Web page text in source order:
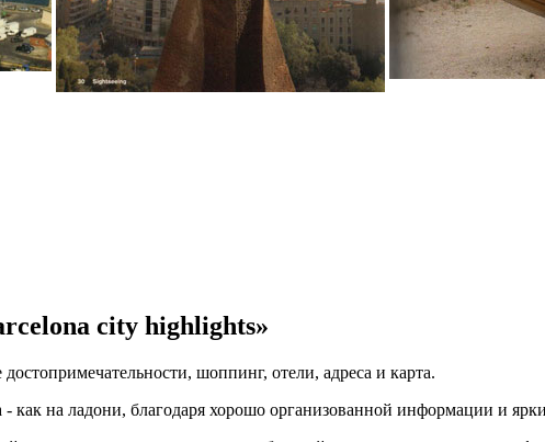
city highlights»
шоппинг, отели, адреса и карта.
- как на ладони, благодаря хорошо организованной информации и